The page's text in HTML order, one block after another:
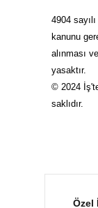
4904
kanunu
alınması
yasaktır.
© 2024
saklıdır.
Özel